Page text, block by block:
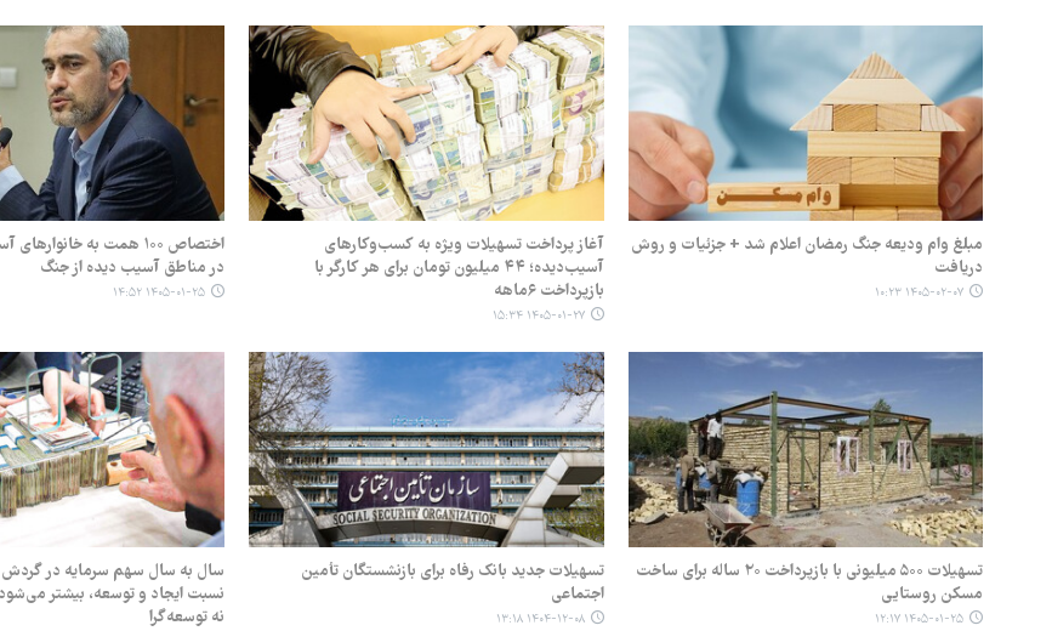
مبلغ وام ودیعه جنگ رمضان اعلام شد + جزئیات و روش
دریافت
۱۴۰۵-۰۲-۰۷ ۱۰:۲۳
آغاز پرداخت تسهیلات ویژه به کسب‌وکارهای
آسیب‌دیده؛ ۴۴ میلیون تومان برای هر کارگر با
بازپرداخت ۶ماهه
۱۴۰۵-۰۱-۲۷ ۱۵:۳۴
اختصاص ۱۰۰ همت به
در مناطق آسیب دیده از جنگ
۱۴۰۵-۰۱-۲۵ ۱۴:۵۲
تسهیلات ۵۰۰ میلیونی با بازپرداخت ۲۰ ساله برای ساخت
مسکن روستایی
۱۴۰۵-۰۱-۲۵ ۱۲:۱۷
تسهیلات جدید بانک رفاه برای بازنشستگان تأمین
اجتماعی
۱۴۰۴-۱۲-۰۸ ۱۳:۱۸
سال به سال سهم سرمایه در گردش
نسبت ایجاد و توسعه، بیشتر
نه توسعه‌گرا